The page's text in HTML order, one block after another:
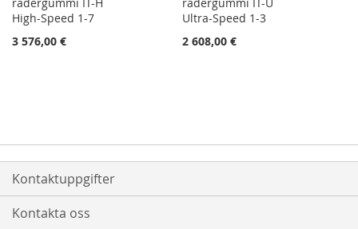
High-Speed 1-7
3 576,00 €
Ultra-Speed 1-3
2 608,00 €
Kontaktuppgifter
Kontakta oss